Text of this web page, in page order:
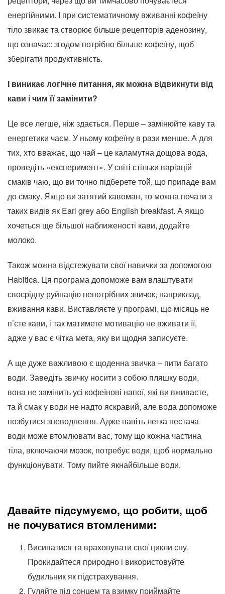
енергійними. І при систематичному вживанні кофеїну
тіло звикає та створює більше рецепторів аденозину,
що означає: згодом потрібно більше кофеїну, щоб
зберігати продуктивність.
І виникає логічне питання, як можна відвикнути від
кави і чим її замінити?
Це все легше, ніж здається. Перше – замінюйте каву та
енергетики чаєм. У ньому кофеїну в рази менше. А для
тих, хто вважає, що чай – це каламутна дощова вода,
проведіть «експеримент». У світі стільки варіацій
смаків чаю, що ви точно підберете той, що припаде вам
до смаку. Якщо ви затятий кавоман, то можна почати з
таких видів як Earl grey або English breakfast. А якщо
хочеться ще більшої наближеності кави, додайте
молоко.
Також можна відстежувати свої навички за допомогою
Habitica. Ця програма допоможе вам влаштувати
своєрідну руйнацію непотрібних звичок, наприклад,
вживання кави. Виставляєте у програмі, що місяць не
п’єте кави, і так матимете мотивацію не вживати її,
адже у вас є чітка мета, яку ви щодня записуєте.
А ще дуже важливою є щоденна звичка – пити багато
води. Заведіть звичку носити з собою пляшку води,
вона не замінить усі кофеїнові напої, які ви вживаєте,
та й смак у води не надто яскравий, але вода допоможе
позбутися зневоднення. Адже навіть легка нестача
води може втомлювати вас, тому що кожна частина
тіла, включаючи мозок, потребує води, щоб нормально
функціонувати. Тому пийте якнайбільше води.
Давайте підсумуємо, що робити, щоб
не почуватися втомленими:
Висипатися та враховувати свої цикли сну.
Прокидайтеся природно і використовуйте
будильник як підстрахування.
Гуляйте під сонцем та взимку приймайте